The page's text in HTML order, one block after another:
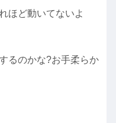
ほど動いてないよ
るのかな?お手柔らか